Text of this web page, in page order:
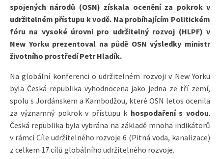
spojených národů (OSN) získala ocenění za pokrok v
udržitelném přístupu k vodě. Na probíhajícím Politickém
fóru na vysoké úrovni pro udržitelný rozvoj (HLPF) v
New Yorku prezentoval na půdě OSN výsledky ministr
životního prostředí Petr Hladík.
Na globální konferenci o udržitelném rozvoji v New Yorku
byla Česká republika vyhodnocena jako jedna ze tří zemí,
spolu s Jordánskem a Kambodžou, které OSN letos ocenila
za významný pokrok v přístupu k hospodaření s vodou.
Česká republika byla vybrána na základě mnoha indikátorů
v rámci Cíle udržitelného rozvoje 6 (Pitná voda, kanalizace)
z celkem 17 cílů globálního udržitelného rozvoje.